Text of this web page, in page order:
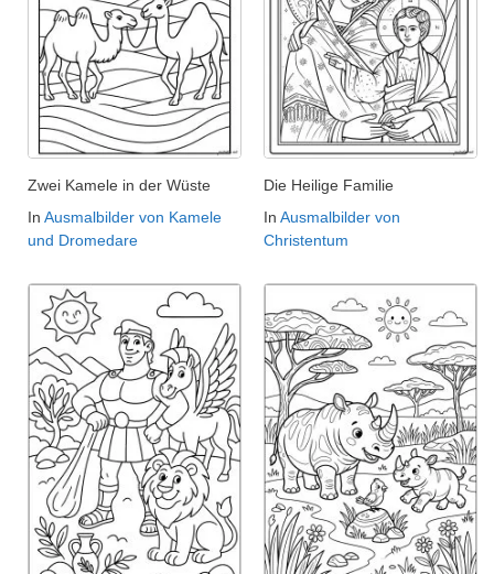
Zwei Kamele in der Wüste
In Ausmalbilder von Kamele
und Dromedare
Die Heilige Familie
In Ausmalbilder von
Christentum